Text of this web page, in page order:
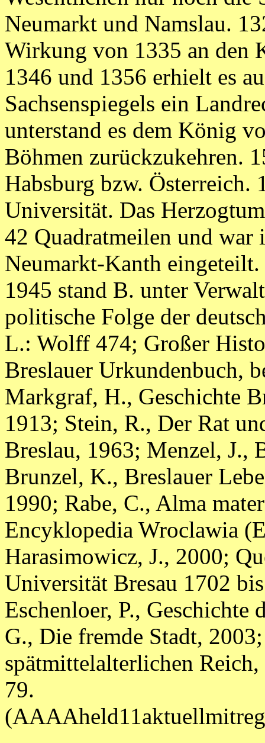
Neumarkt und Namslau.
Wirkung von 1335 an den
1346 und 1356 erhielt es
Sachsenspiegels ein
unterstand es dem König
Böhmen zurückzukehren.
Habsburg bzw. Österreich.
Universität. Das
42 Quadratmeilen und
Neumarkt-Kanth eingeteilt.
1945 stand B. unter
politische Folge der
L.: Wolff 474; Großer
Breslauer Urkundenbuch,
Markgraf, H., Geschichte
1913; Stein, R., Der Rat
Breslau, 1963; Menzel, J.,
Brunzel, K., Breslauer
1990; Rabe, C., Alma
Encyklopedia Wroclawia
Harasimowicz, J., 2000;
Universität Bresau 1702
Eschenloer, P.,
G., Die fremde Stadt,
spätmittelalterlichen
79.